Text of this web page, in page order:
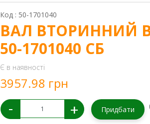
Код : 50-1701040
ВАЛ ВТОРИННИЙ
50-1701040 СБ
Є в наявності
3957.98 грн
- + Придбати